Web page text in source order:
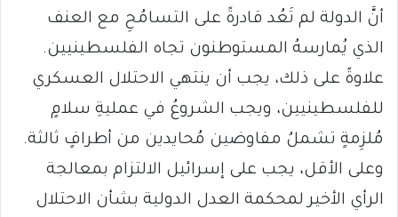
أنَّ الدولة لم تَعُد قادرةً على التسامُحِ مع العنف
الذي يُمارسهُ المستوطنون تجاه الفلسطينيين.
علاوةً على ذلك، يجب أن ينتهي الاحتلال العسكري
للفلسطينيين، ويجب الشروعُ في عمليةِ سلامٍ
مُلزِمةٍ تشملُ مفاوضين مُحايدين من أطرافٍ ثالثة.
وعلى الأقل، يجب على إسرائيل الالتزام بمعالجة
الرأي الأخير لمحكمة العدل الدولية بشأن الاحتلال